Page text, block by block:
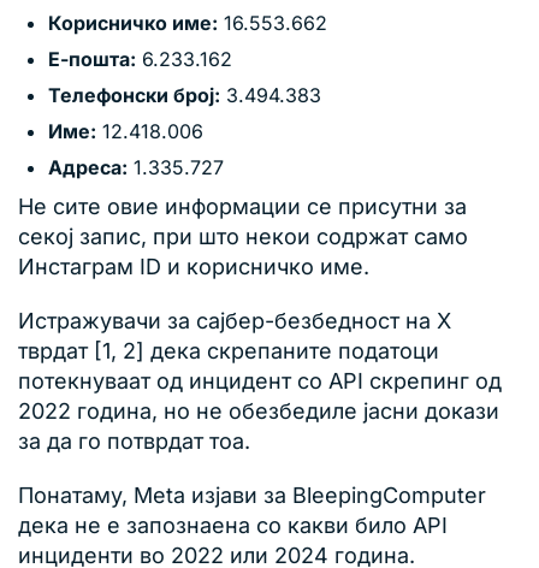
Корисничко име: 16.553.662
Е-пошта: 6.233.162
Телефонски број: 3.494.383
Име: 12.418.006
Адреса: 1.335.727
Не сите овие информации се присутни за
секој запис, при што некои содржат само
Инстаграм ID и корисничко име.
Истражувачи за сајбер-безбедност на X
тврдат [1, 2] дека скрепаните податоци
потекнуваат од инцидент со API скрепинг од
2022 година, но не обезбедиле јасни докази
за да го потврдат тоа.
Понатаму, Meta изјави за BleepingComputer
дека не е запознаена со какви било API
инциденти во 2022 или 2024 година.